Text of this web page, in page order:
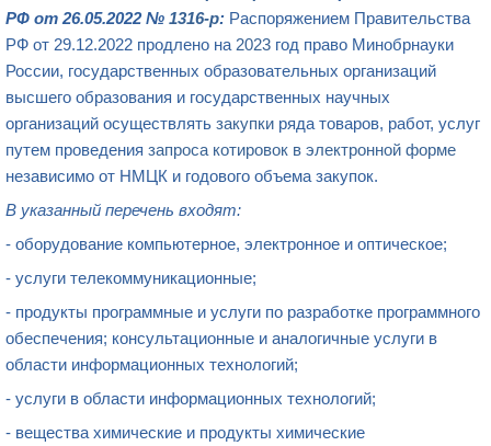
РФ от 26.05.2022 № 1316-р: Распоряжением Правительства
РФ от 29.12.2022 продлено на 2023 год право Минобрнауки
России, государственных образовательных организаций
высшего образования и государственных научных
организаций осуществлять закупки ряда товаров, работ, услуг
путем проведения запроса котировок в электронной форме
независимо от НМЦК и годового объема закупок.
В указанный перечень входят:
- оборудование компьютерное, электронное и оптическое;
- услуги телекоммуникационные;
- продукты программные и услуги по разработке программного
обеспечения; консультационные и аналогичные услуги в
области информационных технологий;
- услуги в области информационных технологий;
- вещества химические и продукты химические